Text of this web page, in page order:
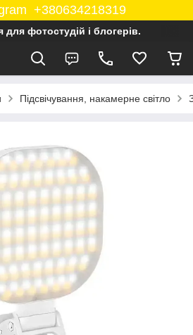
+380634218319
фотостудій і блогерів.
Підсвічування, накамерне світло